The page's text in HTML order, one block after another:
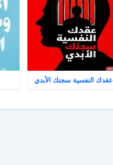
عقدك النفسية سجنك الأبدي